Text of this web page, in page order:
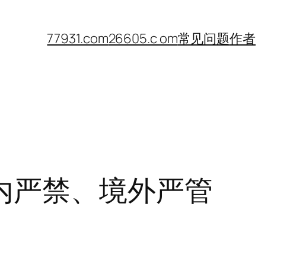
77931.com26605.c om常见问题作者
严禁、境外严管